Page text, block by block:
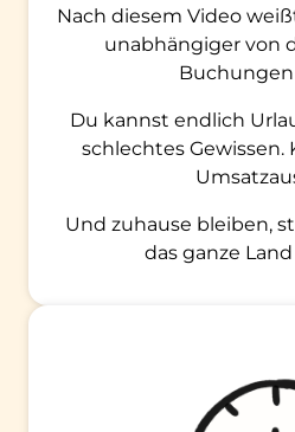
Nach diesem Video
unabhängiger von
Du kannst endlich
schlechtes Gewissen.
Und zuhause bleiben,
das ganze